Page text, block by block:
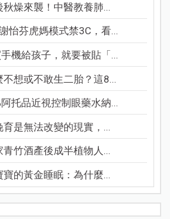
秋燥來襲！中醫教養肺...
怡芬虎媽模式禁3C，看...
機給孩子，就要被貼「...
不想或不敢生二胎？這8...
托品近視控制眼藥水納...
育是無法改變的現實，...
青竹酒產後成半植物人...
寶的黃金睡眠：為什麼...